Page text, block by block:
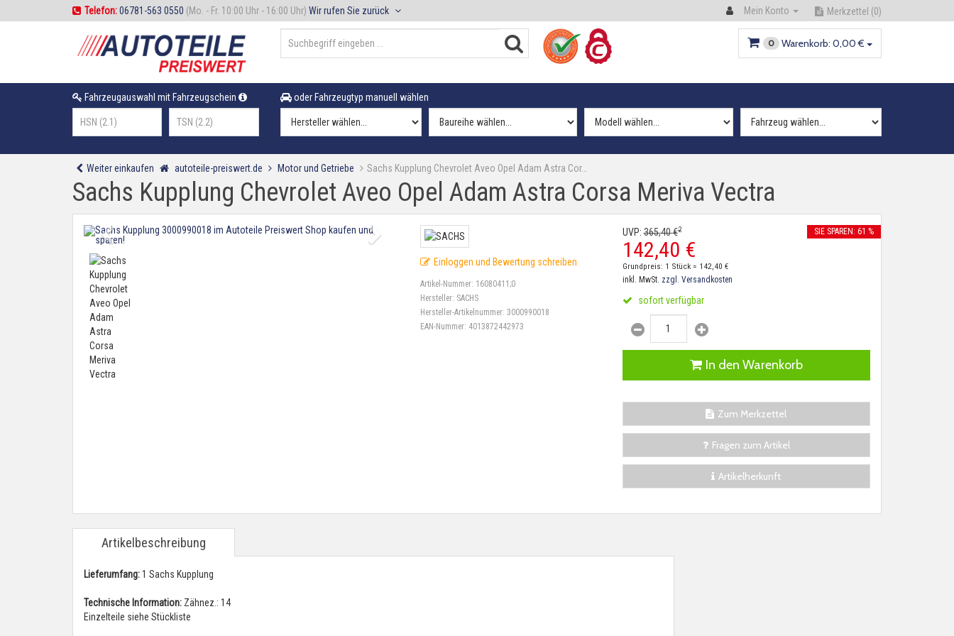
Telefon:06781-563 0550 (Mo. - Fr. 10:00 Uhr - 16:00 Uhr) Wir rufen Sie zurück Mein Konto Merkzettel (0)
0 Warenkorb: 0,00 €
Fahrzeugauswahl mit Fahrzeugschein oder Fahrzeugtyp manuell wählen
Weiter einkaufen autoteile-preiswert.de Motor und Getriebe Sachs Kupplung Chevrolet Aveo Opel Adam Astra Cor…
Sachs Kupplung Chevrolet Aveo Opel Adam Astra Corsa Meriva Vectra
Einloggen und Bewertung schreiben
Artikel-Nummer: 16080411;0
Hersteller: SACHS
Hersteller-Artikelnummer:3000990018
EAN-Nummer: 4013872442973
UVP:365,40€2
142,40 €
SIE SPAREN: 61 %
Grundpreis: 1 Stück = 142,40 €
inkl. MwSt. zzgl. Versandkosten
sofort verfügbar
In den Warenkorb
Zum Merkzettel
Fragen zum Artikel
Artikelherkunft
Artikelbeschreibung
Lieferumfang:1 Sachs Kupplung
Technische Information: Zähnez.: 14
Einzelteile siehe Stückliste